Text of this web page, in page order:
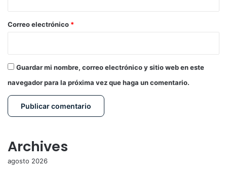
*
Correo electrónico *
Guardar mi nombre, correo electrónico y sitio web en este
navegador para la próxima vez que haga un comentario.
Archives
agosto 2026